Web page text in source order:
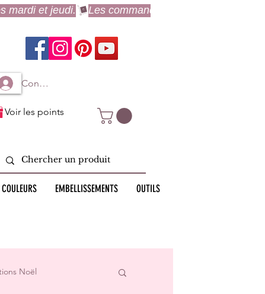
Connexion à mon compte
Voir les points
EMBELLISSEMENTS OUTILS
Noël